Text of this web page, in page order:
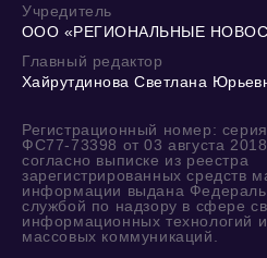
Учредитель
ООО «РЕГИОНАЛЬНЫЕ
Главный редактор
Хайрутдинова Светлана
Регистрационный номер:
ФС77-73398 от 03 августа 2018
согласно выписке из реестра
зарегистрированных средств
информации выдана
службой по надзору в сфере
информационных технологий и
массовых коммуникаций.